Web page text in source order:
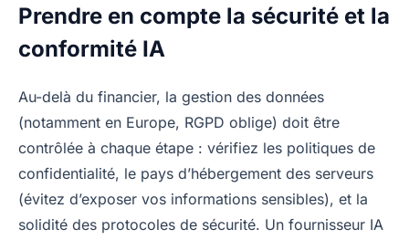
Prendre en compte la sécurité et la
conformité IA
Au-delà du financier, la gestion des données
(notamment en Europe, RGPD oblige) doit être
contrôlée à chaque étape : vérifiez les politiques de
confidentialité, le pays d’hébergement des serveurs
(évitez d’exposer vos informations sensibles), et la
solidité des protocoles de sécurité. Un fournisseur IA